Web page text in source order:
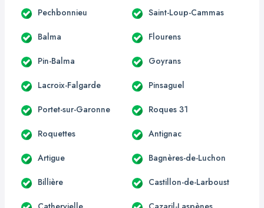
Pechbonnieu Saint-Loup-Cammas
Balma Flourens
Pin-Balma Goyrans
Lacroix-Falgarde Pinsaguel
Portet-sur-Garonne Roques 31
Roquettes Antignac
Artigue Bagnères-de-Luchon
Billière Castillon-de-Larboust